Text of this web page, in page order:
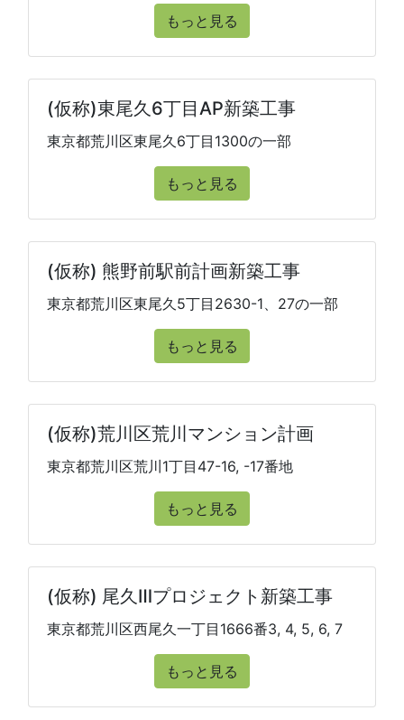
もっと見る
(仮称)東尾久6丁目AP新築工事
東京都荒川区東尾久6丁目1300の一部
もっと見る
(仮称) 熊野前駅前計画新築工事
東京都荒川区東尾久5丁目2630-1、27の一部
もっと見る
(仮称)荒川区荒川マンション計画
東京都荒川区荒川1丁目47-16, -17番地
もっと見る
(仮称) 尾久Ⅲプロジェクト新築工事
東京都荒川区西尾久一丁目1666番3, 4, 5, 6, 7
もっと見る